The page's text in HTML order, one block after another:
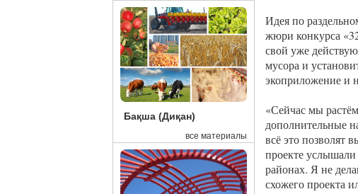
Бақша (Диқан)
все материалы
Идея по
жюри конкурса
свой уже
мусора и
экоприложение и
«Сейчас мы
дополнительные
всё это позволят
проекте услышали
районах. Я не
схожего проекта